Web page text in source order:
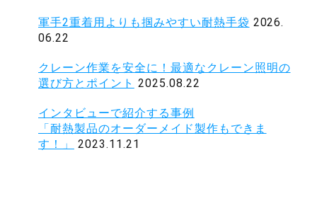
軍手2重着用よりも掴みやすい耐熱手袋 2026.
06.22
クレーン作業を安全に！最適なクレーン照明の
選び方とポイント 2025.08.22
インタビューで紹介する事例
「耐熱製品のオーダーメイド製作もできま
す！」
2023.11.21